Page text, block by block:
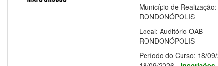
Município de Realização:
RONDONÓPOLIS
Local: Auditório OAB
RONDONÓPOLIS
Período do Curso: 18/